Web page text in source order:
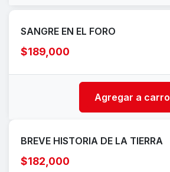
SANGRE EN EL FORO
$189,000
Agregar a carro
BREVE HISTORIA DE LA TIERRA
$182,000